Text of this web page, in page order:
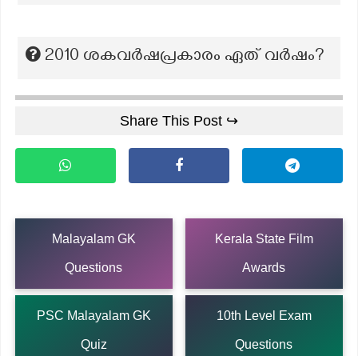
2010 ശകവര്‍ഷപ്രകാരം ഏത് വര്‍ഷം?
Share This Post ↪
Malayalam GK
Questions
Kerala State Film
Awards
PSC Malayalam GK
Quiz
10th Level Exam
Questions